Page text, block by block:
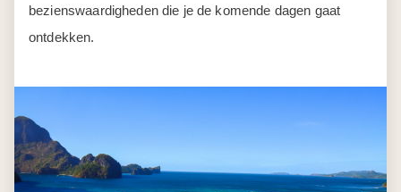
bezienswaardigheden die je de komende dagen gaat
ontdekken.